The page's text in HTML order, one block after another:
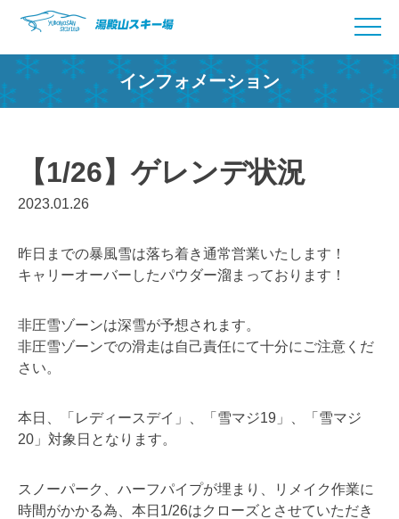
content
インフォメーション
【1/26】ゲレンデ状況
2023.01.26
昨日までの暴風雪は落ち着き通常営業いたします！
キャリーオーバーしたパウダー溜まっております！
非圧雪ゾーンは深雪が予想されます。
非圧雪ゾーンでの滑走は自己責任にて十分にご注意くだ
さい。
本日、「レディースデイ」、「雪マジ19」、「雪マジ
20」対象日となります。
スノーパーク、ハーフパイプが埋まり、リメイク作業に
時間がかかる為、本日1/26はクローズとさせていただき